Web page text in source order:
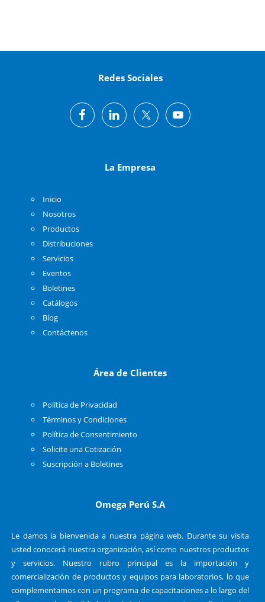
Redes Sociales
La Empresa
Inicio
Nosotros
Productos
Distribuciones
Servicios
Eventos
Boletines
Catálogos
Blog
Contáctenos
Área de Clientes
Política de Privacidad
Términos y Condiciones
Política de Consentimiento
Solicite una Cotización
Suscripción a Boletines
Omega Perú S.A
Le damos la bienvenida a nuestra página web. Durante su visita
usted conocerá nuestra organización, así como nuestros productos
y servicios. Nuestro rubro principal es la importación y
comercialización de productos y equipos para laboratorios, lo que
complementamos con un programa de capacitaciones a lo largo del